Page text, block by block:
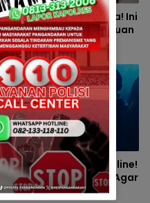
Jangan Mudah Percaya! Ini
Berbagai Modus Penipuan
yang Sering Menjerat
Masyarakat
Sosial dan Umum
Waspada Penipuan Online!
Kenali Modus Terbaru Agar
Tidak Menjadi Korban